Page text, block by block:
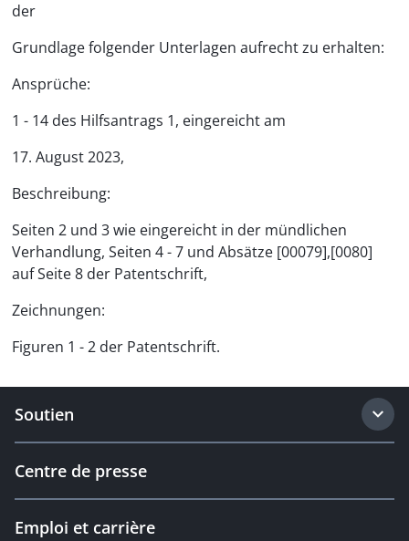
der
Grundlage folgender Unterlagen aufrecht zu erhalten:
Ansprüche:
1 - 14 des Hilfsantrags 1, eingereicht am
17. August 2023,
Beschreibung:
Seiten 2 und 3 wie eingereicht in der mündlichen
Verhandlung, Seiten 4 - 7 und Absätze [00079],[0080]
auf Seite 8 der Patentschrift,
Zeichnungen:
Figuren 1 - 2 der Patentschrift.
Soutien
Centre de presse
Emploi et carrière